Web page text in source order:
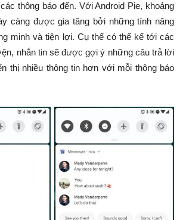
thông báo đến. Với Android Pie, khoảng
càng được gia tăng bởi những tính năng
minh và tiện lợi. Cụ thể có thể kể tới các
nhắn tin sẽ được gợi ý những câu trả lời
thị nhiều thông tin hơn với mỗi thông báo